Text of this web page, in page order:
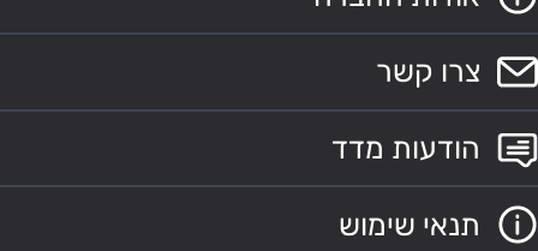
צרו קשר
הודעות מדד
תנאי שימוש